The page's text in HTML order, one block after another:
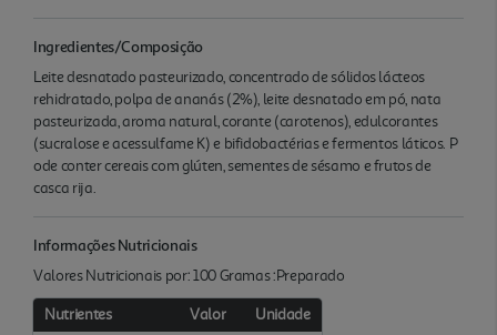
Ingredientes/Composição
Leite desnatado pasteurizado, concentrado de sólidos lácteos
rehidratado, polpa de ananás (2%), leite desnatado em pó, nata
pasteurizada, aroma natural, corante (carotenos), edulcorantes
(sucralose e acessulfame K) e bifidobactérias e fermentos láticos. P
ode conter cereais com glúten, sementes de sésamo e frutos de
casca rija.
Informações Nutricionais
Valores Nutricionais por: 100 Gramas :Preparado
Nutrientes Valor
Unidade